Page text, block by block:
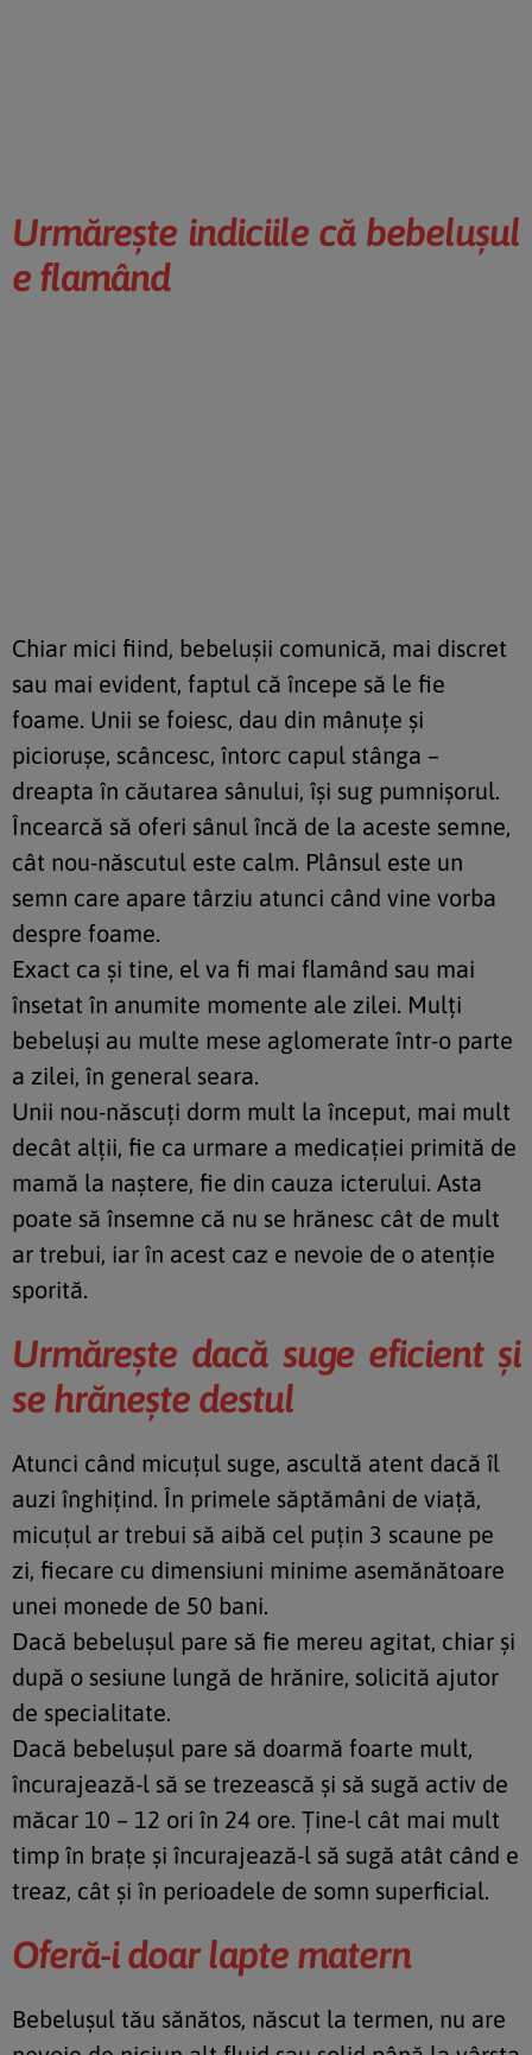
Urmăreşte indiciile că bebeluşul
e flamând
Chiar mici fiind, bebeluşii comunică, mai discret
sau mai evident, faptul că începe să le fie
foame. Unii se foiesc, dau din mânuţe şi
picioruşe, scâncesc, întorc capul stânga –
dreapta în căutarea sânului, îşi sug pumnişorul.
Încearcă să oferi sânul încă de la aceste semne,
cât nou-născutul este calm. Plânsul este un
semn care apare târziu atunci când vine vorba
despre foame.
Exact ca şi tine, el va fi mai flamând sau mai
însetat în anumite momente ale zilei. Mulţi
bebeluşi au multe mese aglomerate într-o parte
a zilei, în general seara.
Unii nou-născuţi dorm mult la început, mai mult
decât alţii, fie ca urmare a medicaţiei primită de
mamă la naştere, fie din cauza icterului. Asta
poate să însemne că nu se hrănesc cât de mult
ar trebui, iar în acest caz e nevoie de o atenţie
sporită.
Urmăreşte dacă suge eficient şi
se hrăneşte destul
Atunci când micuţul suge, ascultă atent dacă îl
auzi înghiţind. În primele săptămâni de viaţă,
micuţul ar trebui să aibă cel puţin 3 scaune pe
zi, fiecare cu dimensiuni minime asemănătoare
unei monede de 50 bani.
Dacă bebeluşul pare să fie mereu agitat, chiar şi
după o sesiune lungă de hrănire, solicită ajutor
de specialitate.
Dacă bebeluşul pare să doarmă foarte mult,
încurajează-l să se trezească şi să sugă activ de
măcar 10 – 12 ori în 24 ore. Ţine-l cât mai mult
timp în braţe şi încurajează-l să sugă atât când e
treaz, cât şi în perioadele de somn superficial.
Oferă-i doar lapte matern
Bebeluşul tău sănătos, născut la termen, nu are